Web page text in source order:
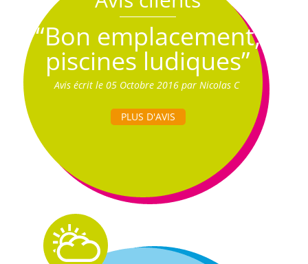
“Bon emplacement,
piscines ludiques”
Avis écrit le 05 Octobre 2016 par Nicolas C
PLUS D'AVIS